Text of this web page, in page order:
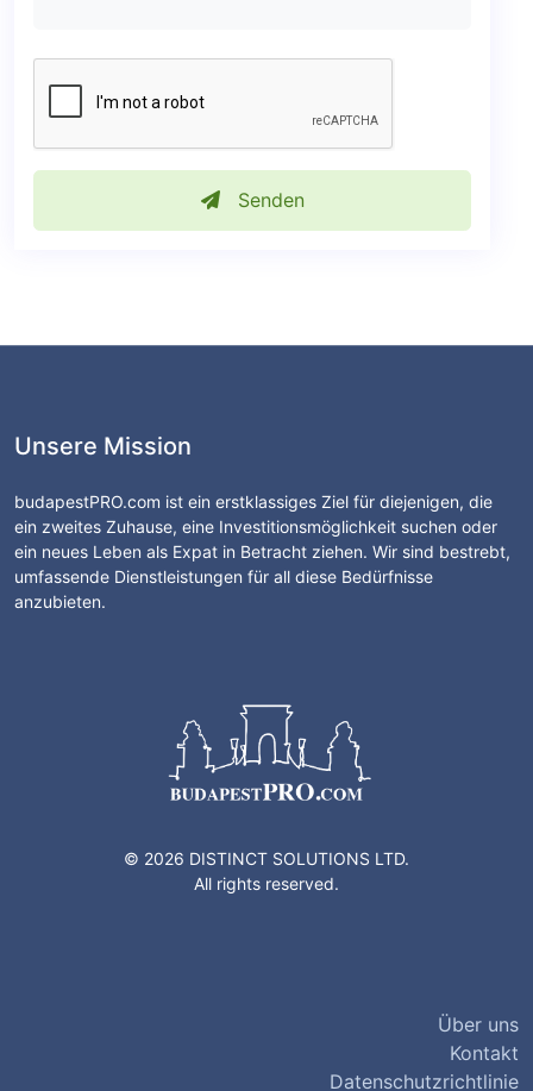
Senden
Unsere Mission
budapestPRO.com ist ein erstklassiges Ziel für diejenigen, die
ein zweites Zuhause, eine Investitionsmöglichkeit suchen oder
ein neues Leben als Expat in Betracht ziehen. Wir sind bestrebt,
umfassende Dienstleistungen für all diese Bedürfnisse
anzubieten.
© 2026 DISTINCT SOLUTIONS LTD.
All rights reserved.
Über uns
Kontakt
Datenschutzrichtlinie